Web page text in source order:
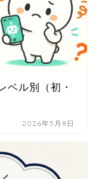
ベル別（初・
2026年5月8日